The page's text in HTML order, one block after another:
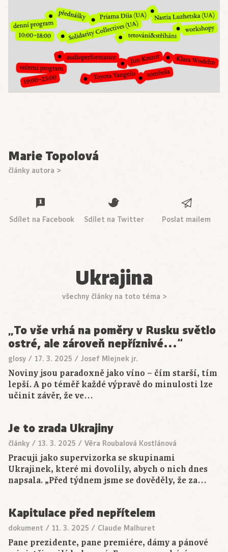
Marie Topolová
články autora >
Sdílet na Facebook Sdílet na Twitter Poslat mailem
Ukrajina
všechny články na toto téma >
„To vše vrhá na poměry v Rusku světlo
ostré, ale zároveň nepříznivé…“
glosy / 17. 3. 2025 / Josef Mlejnek jr.
Noviny jsou paradoxně jako víno – čím starší, tím
lepší. A po téměř každé výpravě do minulosti lze
učinit závěr, že ve…
Je to zrada Ukrajiny
články / 13. 3. 2025 / Věra Roubalová Kostlánová
Pracuji jako supervizorka se skupinami
Ukrajinek, které mi dovolily, abych o nich dnes
napsala. „Před týdnem jsme se dověděly, že za…
Kapitulace před nepřítelem
dokument / 11. 3. 2025 / Claude Malhuret
Pane prezidente, pane premiére, dámy a pánové